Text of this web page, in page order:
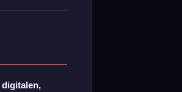
digitalen,